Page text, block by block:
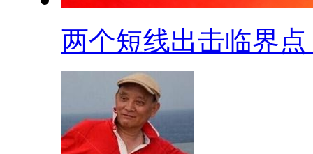
两个短线出击临界点